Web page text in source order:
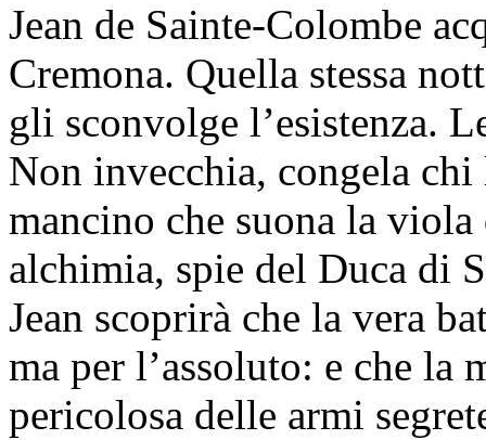
Jean de Sainte-Colombe
Cremona. Quella stessa
gli sconvolge l’esistenza.
Non invecchia, congela
mancino che suona la
alchimia, spie del Duca di
Jean scoprirà che la vera
ma per l’assoluto: e che la
pericolosa delle armi